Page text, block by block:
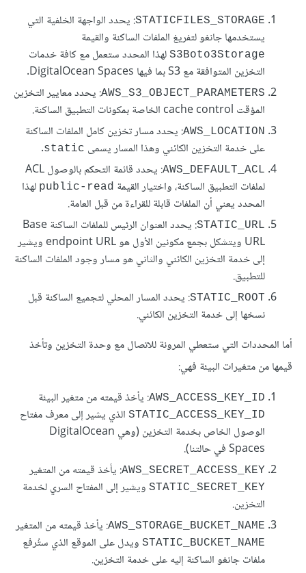
STATICFILES_STORAGE: يحدد الواجهة الخلفية التي
يستخدمها جانغو لتفريغ الملفات الساكنة والقيمة
S3Boto3Storage لهذا المحدد ستعمل مع كافة خدمات
التخزين المتوافقة مع S3 بما فيها DigitalOcean Spaces.
AWS_S3_OBJECT_PARAMETERS: يحدد معايير التخزين
المؤقت cache control الخاصة بمكونات التطبيق الساكنة.
AWS_LOCATION: يحدد مسار تخزين كامل الملفات الساكنة
على خدمة التخزين الكائني وهذا المسار يسمى static
.
AWS_DEFAULT_ACL
: يحدد قائمة التحكم بالوصول ACL
لملفات التطبيق الساكنة، واختيار القيمة public-read لهذا
المحدد يعني أن الملفات قابلة للقراءة من قبل العامة.
STATIC_URL
: يحدد العنوان الرئيس للملفات الساكنة Base
URL ويتشكل بجمع مكونين الأول هو endpoint URL ويشير
إلى خدمة التخزين الكائني والثاني هو مسار وجود الملفات الساكنة
للتطبيق.
STATIC_ROOT: يحدد المسار المحلي لتجميع الساكنة قبل
نسخها إلى خدمة التخزين الكائني.
أما المحددات التي ستعطي المرونة للاتصال مع وحدة التخزين وتأخذ
قيمها من متغيرات البيئة فهي:
AWS_ACCESS_KEY_ID: يأخذ قيمته من متغير البيئة
STATIC_ACCESS_KEY_ID الذي يشير إلى معرف مفتاح
الوصول الخاص بخدمة التخزين (وهي DigitalOcean
Spaces في حالتنا).
AWS_SECRET_ACCESS_KEY: يأخذ قيمته من المتغير
STATIC_SECRET_KEY ويشير إلى المفتاح السري لخدمة
التخزين.
AWS_STORAGE_BUCKET_NAME: يأخذ قيمته من المتغير
STATIC_BUCKET_NAME ويدل على الموقع الذي ستُرفع
ملفات جانغو الساكنة إليه على خدمة التخزين.